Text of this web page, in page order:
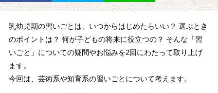
乳幼児期の習いごとは、いつからはじめたらいい？ 選ぶとき
のポイントは？ 何が子どもの将来に役立つの？ そんな「習
いごと」についての疑問やお悩みを2回にわたって取り上げ
ます。
今回は、芸術系や知育系の習いごとについて考えます。